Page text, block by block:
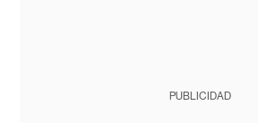
PUBLICIDAD